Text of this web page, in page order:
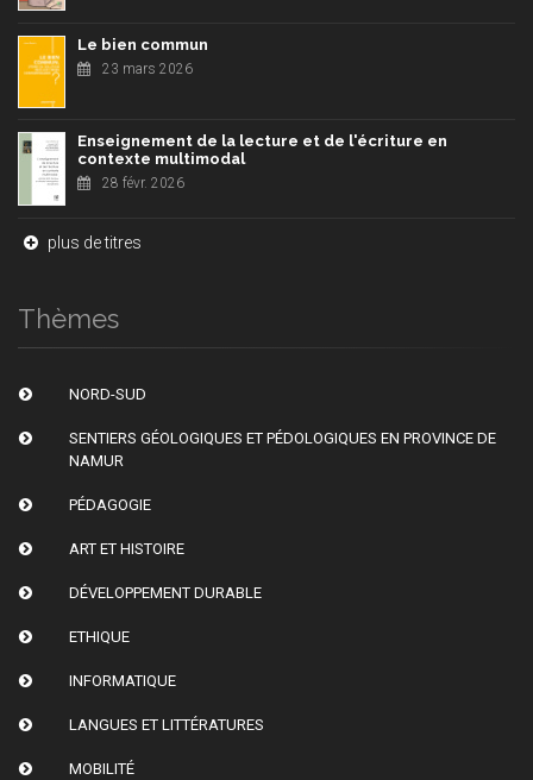
Le bien commun
23 mars 2026
Enseignement de la lecture et de l'écriture en
contexte multimodal
28 févr. 2026
plus de titres
Thèmes
NORD-SUD
SENTIERS GÉOLOGIQUES ET PÉDOLOGIQUES EN PROVINCE DE
NAMUR
PÉDAGOGIE
ART ET HISTOIRE
DÉVELOPPEMENT DURABLE
ETHIQUE
INFORMATIQUE
LANGUES ET LITTÉRATURES
MOBILITÉ